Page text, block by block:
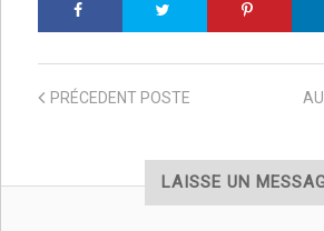
PRÉCEDENT POSTE
LAISSE UN